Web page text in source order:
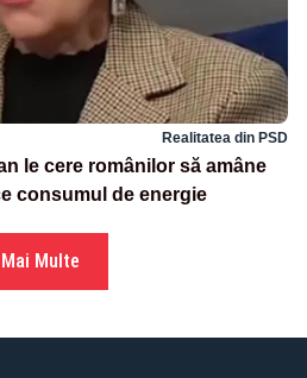
Realitatea din PSD
le cere românilor să amâne
consumul de energie
Mai Multe